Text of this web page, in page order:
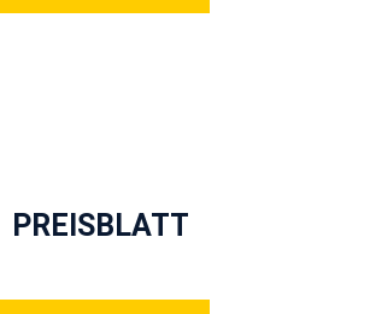
PREISBLATT